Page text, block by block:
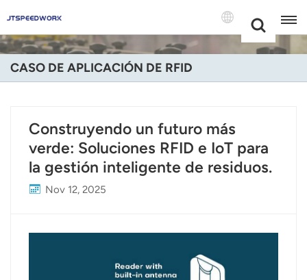
+86 -18681515767
English
Deutsch
Русский
Português
CASO DE APLICACIÓN DE RFID
Construyendo un futuro más
verde: Soluciones RFID e IoT para
la gestión inteligente de residuos.
Nov 12, 2025